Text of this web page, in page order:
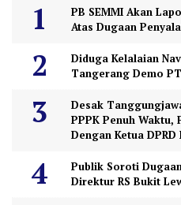
PB SEMMI Akan
Atas Dugaan
Diduga Kelalaian
Tangerang Demo
Desak
PPPK Penuh Waktu,
Dengan Ketua
Publik Soroti
Direktur RS Bukit